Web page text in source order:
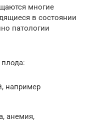
многие
в состоянии
патологии
например
анемия,